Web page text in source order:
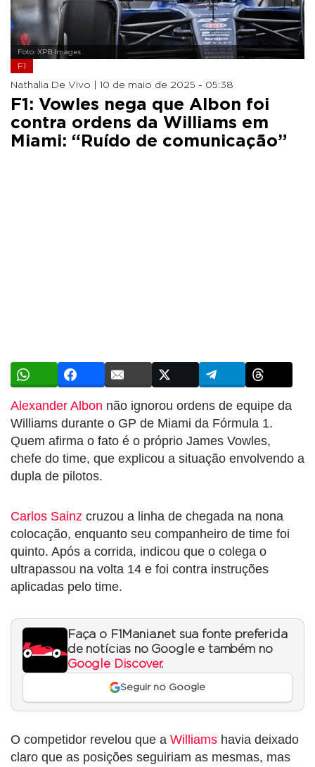
Foto: XPB Images
F1
Nathalia De Vivo | 10 de maio de 2025 - 05:38
F1: Vowles nega que Albon foi
contra ordens da Williams em
Miami: “Ruído de comunicação”
Alexander Albon não ignorou ordens de equipe da
Williams durante o GP de Miami da Fórmula 1.
Quem afirma o fato é o próprio James Vowles,
chefe do time, que explicou a situação envolvendo a
dupla de pilotos.
Carlos Sainz cruzou a linha de chegada na nona
colocação, enquanto seu companheiro de time foi
quinto. Após a corrida, indicou que o colega o
ultrapassou na volta 14 e foi contra instruções
aplicadas pelo time.
Faça o F1Mania.net sua fonte preferida
de notícias no Google e também no
Google Discover.
Seguir no Google
O competidor revelou que a Williams havia deixado
claro que as posições seguiriam as mesmas, mas